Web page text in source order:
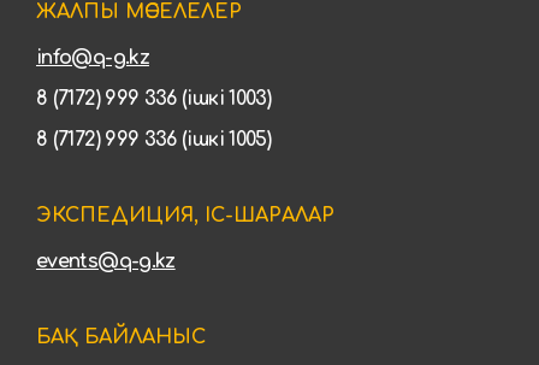
ЖАЛПЫ МӘСЕЛЕЛЕР
info@q-g.kz
8 (7172) 999 336 (ішкі 1003)
8 (7172) 999 336 (ішкі 1005)
ЭКСПЕДИЦИЯ, ІС-ШАРАЛАР
events@q-g.kz
БАҚ БАЙЛАНЫС